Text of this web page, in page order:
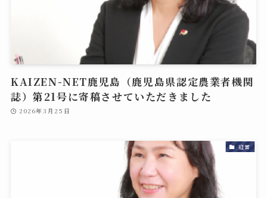
KAIZEN-NET鹿児島（鹿児島県認定農業者機関
誌）第21号に寄稿させていただきました
2026年3月25日
経営